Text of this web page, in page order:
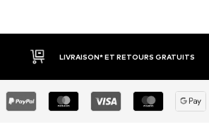
LIVRAISON* ET RETOURS GRATUITS